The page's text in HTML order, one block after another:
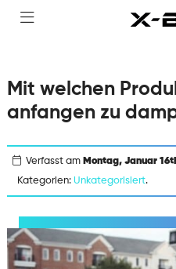
COLLECTIONS
FAQ.
WERDEN SIE X-BAR-
Mit welchen
anfangen zu
Verfasst am Montag, Januar
Kategorien: Unkategorisiert.